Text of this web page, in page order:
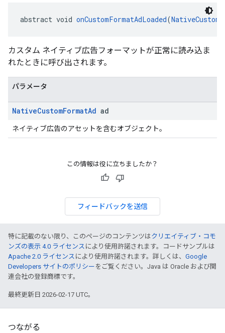
abstract void onCustomFormatAdLoaded(
カスタム ネイティブ広告フォーマットが正常に読み込ま
れたときに呼び出されます。
パラメータ
NativeCustomFormatAd ad
ネイティブ広告のアセットを含むオブジェクト。
この情報は役に立ちましたか？
フィードバックを送信
特に記載のない限り、このページのコンテンツはクリエイティブ・コモ
ンズの表示 4.0 ライセンス により使用許諾されます。コードサンプルは
Apache 2.0 ライセンス により使用許諾されます。詳しくは、 Google
Developers サイトのポリシー をご覧ください。Java は Oracle および関
連会社の登録商標です。
最終更新日 2026-02-17 UTC。
つながる